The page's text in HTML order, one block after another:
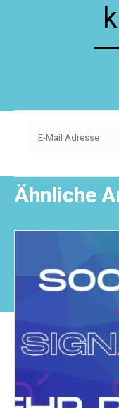
Ähnliche